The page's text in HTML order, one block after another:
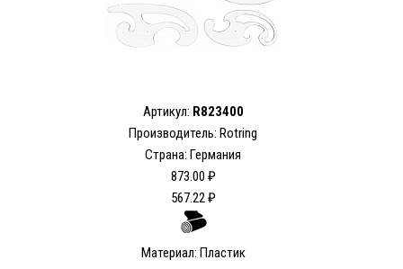
Артикул: R823400
Производитель: Rotring
Страна: Германия
873.00 ₽
567.22 ₽
Материал: Пластик